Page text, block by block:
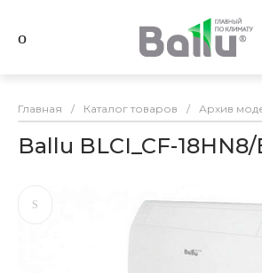
Главная / Каталог товаров / Архив
Ballu BLCI_CF-18HN8/